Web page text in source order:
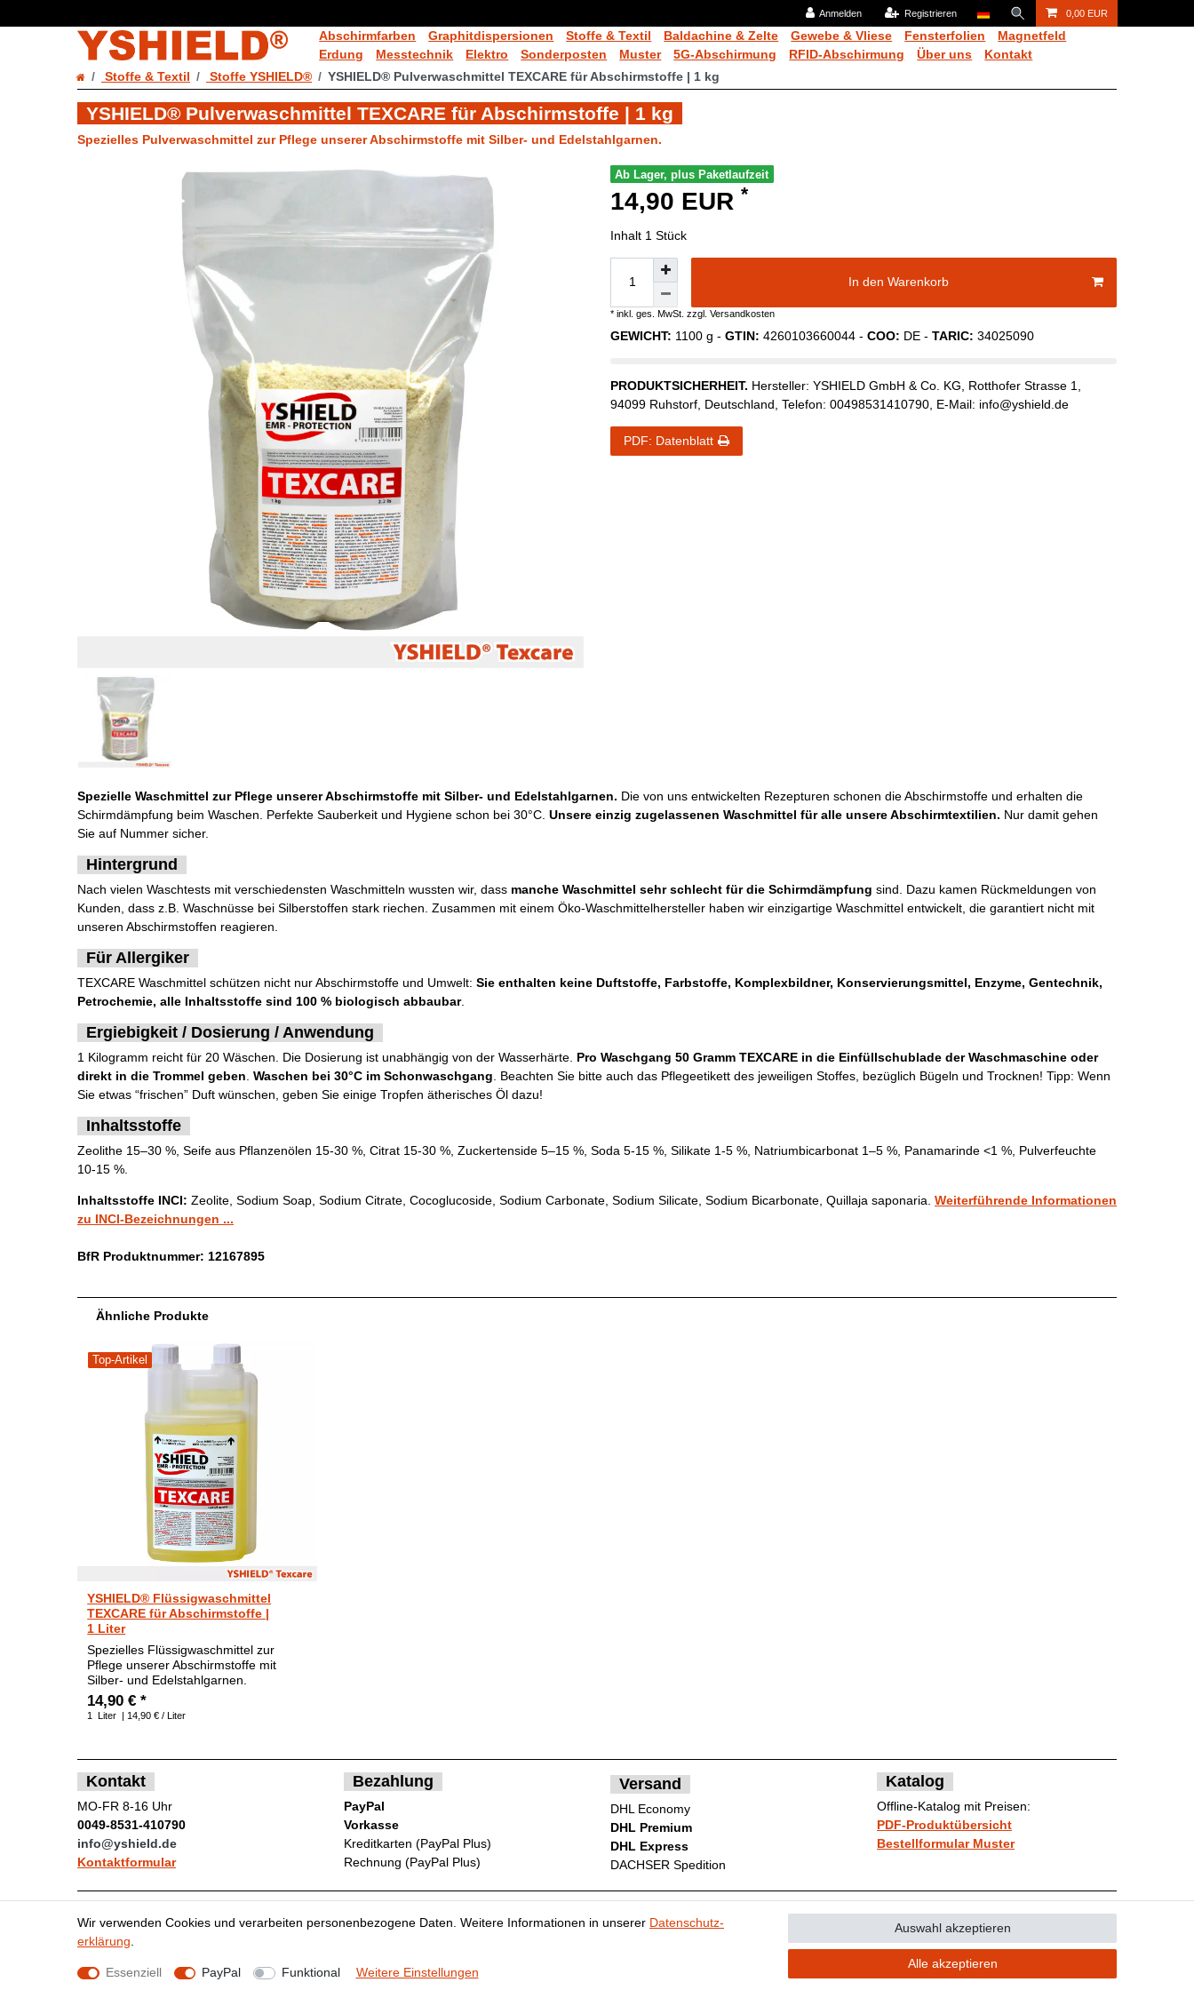
Anmelden Registrieren 0,00 EUR
Abschirmfarben Graphitdispersionen Stoffe & Textil Baldachine & Zelte Gewebe & Vliese Fensterfolien
Magnetfeld
Erdung
Messtechnik Elektro Sonderposten Muster 5G-Abschirmung RFID-Abschirmung Über uns
Kontakt
Stoffe & Textil
Stoffe YSHIELD® YSHIELD® Pulverwaschmittel TEXCARE für Abschirmstoffe | 1 kg
YSHIELD® Pulverwaschmittel TEXCARE für Abschirmstoffe | 1 kg
Spezielles Pulverwaschmittel zur Pflege unserer Abschirmstoffe mit Silber- und Edelstahlgarnen.
Ab Lager, plus Paketlaufzeit
14,90 EUR *
Inhalt 1 Stück
In den Warenkorb
* inkl. ges. MwSt. zzgl. Versandkosten
GEWICHT: 1100 g - GTIN: 4260103660044 - COO: DE - TARIC: 34025090
PRODUKTSICHERHEIT. Hersteller: YSHIELD GmbH & Co. KG Rotthofer Strasse 1
94099 Ruhstorf Deutschland , Telefon: 00498531410790 , E-Mail: info@yshield.de
PDF: Datenblatt
Spezielle Waschmittel zur Pflege unserer Abschirmstoffe mit Silber- und Edelstahlgarnen. Die von uns entwickelten Rezepturen schonen die Abschirmstoffe und erhalten die
Schirmdämpfung beim Waschen. Perfekte Sauberkeit und Hygiene schon bei 30°C. Unsere einzig zugelassenen Waschmittel für alle unsere Abschirmtextilien. Nur damit gehen
Sie auf Nummer sicher.
Hintergrund
Nach vielen Waschtests mit verschiedensten Waschmitteln wussten wir, dass manche Waschmittel sehr schlecht für die Schirmdämpfung sind. Dazu kamen Rückmeldungen von
Kunden, dass z.B. Waschnüsse bei Silberstoffen stark riechen. Zusammen mit einem Öko-Waschmittelhersteller haben wir einzigartige Waschmittel entwickelt, die garantiert nicht mit
unseren Abschirmstoffen reagieren.
Für Allergiker
TEXCARE Waschmittel schützen nicht nur Abschirmstoffe und Umwelt: Sie enthalten keine Duftstoffe, Farbstoffe, Komplexbildner, Konservierungsmittel, Enzyme, Gentechnik,
Petrochemie, alle Inhaltsstoffe sind 100 % biologisch abbaubar.
Ergiebigkeit / Dosierung / Anwendung
1 Kilogramm reicht für 20 Wäschen. Die Dosierung ist unabhängig von der Wasserhärte. Pro Waschgang 50 Gramm TEXCARE in die Einfüllschublade der Waschmaschine oder
direkt in die Trommel geben Waschen bei 30°C im Schonwaschgang . Beachten Sie bitte auch das Pflegeetikett des jeweiligen Stoffes, bezüglich Bügeln und Trocknen! Tipp: Wenn
Sie etwas “frischen” Duft wünschen, geben Sie einige Tropfen ätherisches Öl dazu!
Inhaltsstoffe
Zeolithe 15–30 %, Seife aus Pflanzenölen 15-30 %, Citrat 15-30 %, Zuckertenside 5–15 %, Soda 5-15 %, Silikate 1-5 %, Natriumbicarbonat 1–5 %, Panamarinde <1 %, Pulverfeuchte
10-15 %.
Inhaltsstoffe INCI: Zeolite, Sodium Soap, Sodium Citrate, Cocoglucoside, Sodium Carbonate, Sodium Silicate, Sodium Bicarbonate, Quillaja saponaria. Weiterführende Informationen
zu INCI-Bezeichnungen ...
BfR Produktnummer: 12167895
Ähnliche Produkte
Top-Artikel
YSHIELD® Flüssigwaschmittel
TEXCARE für Abschirmstoffe |
1 Liter
Spezielles Flüssigwaschmittel zur
Pflege unserer Abschirmstoffe mit
Silber- und Edelstahlgarnen.
14,90 € *
1 Liter | 14,90 € / Liter
Kontakt
MO-FR 8-16 Uhr
0049-8531-410790
info@yshield.de
Kontaktformular
Bezahlung
PayPal
Vorkasse
Kreditkarten (PayPal Plus)
Rechnung (PayPal Plus)
Versand
DHL Economy
DHL Premium
DHL Express
DACHSER Spedition
Katalog
Offline-Katalog mit Preisen:
PDF-Produktübersicht
Bestellformular Muster
Impressum Daten­schutz­erklärung AGB Widerrufs­recht Vertrag widerrufen Kontakt
Wir verwenden Cookies und verarbeiten personenbezogene Daten. Weitere Informationen in unserer Daten­schutz­
erklärung
Essenziell PayPal Funktional Weitere Einstellungen
Alle akzeptieren
Auswahl akzeptieren